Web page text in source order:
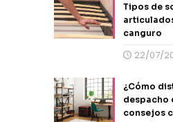
Tipos de
canguro
22/07/
¿Cómo
despacho
consejos